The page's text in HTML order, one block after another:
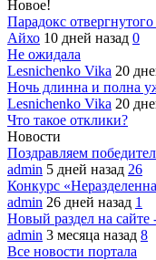
Новое!
Парадокс отвергнутого
Айхо 10 дней назад 0
Не ожидала
Lesnichenko Vika 20
Ночь длинна и полна
Lesnichenko Vika 20
Что такое отклики?
Новости
Поздравляем
admin 5 дней назад 26
Конкурс
admin 26 дней назад 1
Новый раздел на сайте
admin 3 месяца назад 8
Все новости портала